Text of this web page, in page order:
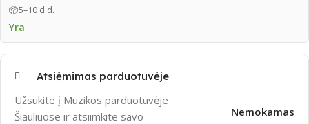
📦5–10 d.d.
Yra
Atsiėmimas parduotuvėje
Užsukite į Muzikos parduotuvėje
Šiauliuose ir atsiimkite savo
Nemokamas